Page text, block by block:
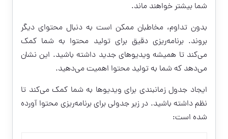
شما بیشتر خواهند ماند.
بدون تداوم، مخاطبان ممکن است به دنبال محتوای دیگر
بروند. برنامه‌ریزی دقیق برای تولید محتوا به شما کمک
می‌کند تا همیشه ویدیوهای جدید داشته باشید. این نشان
می‌دهد که شما به تولید محتوا اهمیت می‌دهید.
ایجاد جدول زمانبندی برای ویدیوها به شما کمک می‌کند تا
نظم داشته باشید. در زیر جدولی برای برنامه‌ریزی محتوا آورده
شده است: